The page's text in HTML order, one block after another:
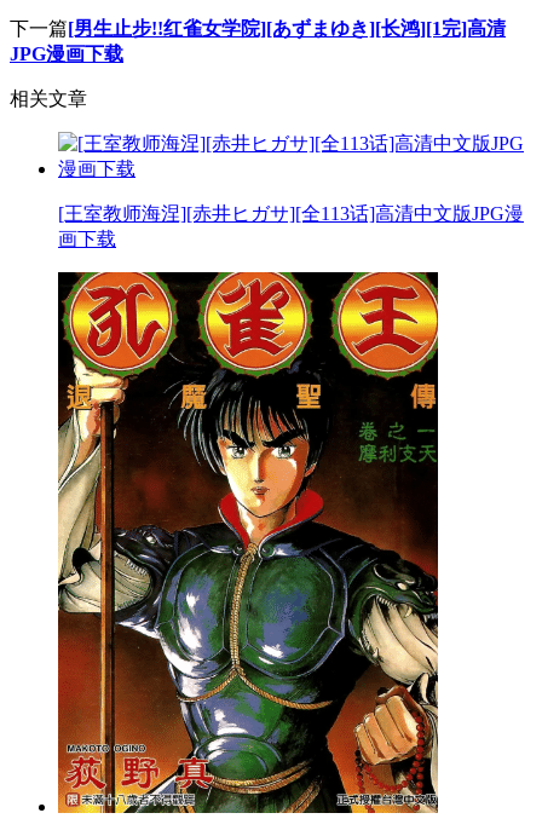
下一篇[男生止步!!红雀女学院][あずまゆき][长鸿][1完]高清
JPG漫画下载
相关文章
[王室教师海涅][赤井ヒガサ][全113话]高清中文版JPG漫
画下载